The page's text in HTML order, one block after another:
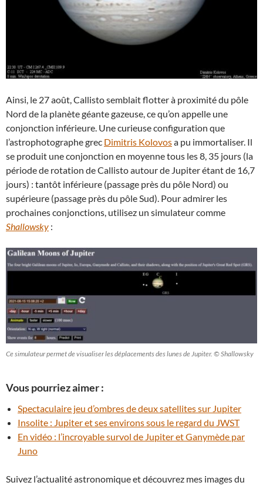
Ainsi, le 27 août, Callisto semblait flotter à proximité du pôle
Nord de la planète géante gazeuse, ce qu’on appelle une
conjonction inférieure. Une curieuse configuration que
l’astrophotographe grec Dimitris Kolovosa pu immortaliser. Il
se produit une conjonction en moyenne tous les 8, 35 jours (la
période de rotation de Callisto autour de Jupiter étant de 16,7
jours) : tantôt inférieure (passage près du pôle Nord) ou
supérieure (passage près du pôle Sud). Pour admirer les
prochaines conjonctions, utilisez un simulateur comme
Shallowsky :
Ce simulateur permet de visualiser les déplacements des lunes de Jupiter. © Shallowsky
Vous pourriez aimer :
Spectaculaire jeu d’ombres de deux satellites sur Jupiter
Insolite : Jupiter et ses environs sous le regard du JWST
En vidéo : l’incroyable survol de Jupiter et Ganymède par
Juno
Suivez l’actualité astronomique et découvrez mes images du